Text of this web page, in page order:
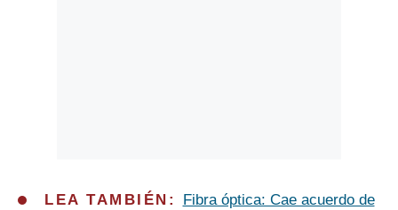
LEA TAMBIÉN:
Fibra óptica: Cae acuerdo de